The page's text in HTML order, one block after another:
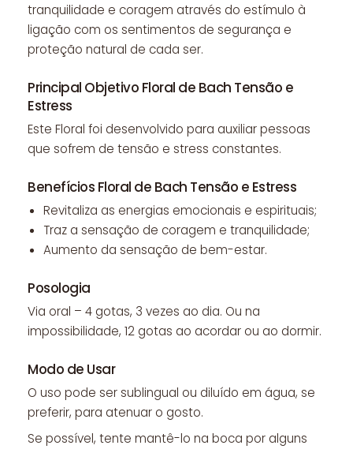
tranquilidade e coragem através do estímulo à
ligação com os sentimentos de segurança e
proteção natural de cada ser.
Principal Objetivo Floral de Bach Tensão e
Estress
Este Floral foi desenvolvido para auxiliar pessoas
que sofrem de tensão e stress constantes.
Benefícios Floral de Bach Tensão e Estress
Revitaliza as energias emocionais e espirituais;
Traz a sensação de coragem e tranquilidade;
Aumento da sensação de bem-estar.
Posologia
Via oral – 4 gotas, 3 vezes ao dia. Ou na
impossibilidade, 12 gotas ao acordar ou ao dormir.
Modo de Usar
O uso pode ser sublingual ou diluído em água, se
preferir, para atenuar o gosto.
Se possível, tente mantê-lo na boca por alguns